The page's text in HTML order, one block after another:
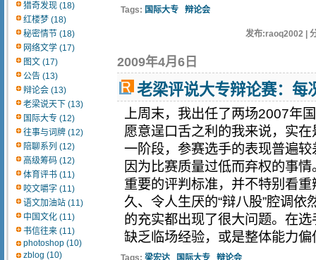
猎奇发现 (18)
红楼梦 (18)
秘密情节 (18)
网络文学 (17)
图文 (17)
公告 (13)
辩论会 (13)
老梁说天下 (13)
国际大专 (12)
往事与词牌 (12)
陪聊系列 (12)
高级筹码 (12)
体育评书 (11)
咬文嚼字 (11)
语文加油站 (11)
中国文化 (11)
书信往来 (11)
photoshop (10)
zblog (10)
Tags: 国际大专 辩论会
发布:raoq2002 |
2009年4月6日
老梁评说大专辩论赛：每
上周末，我出任了两场2007年
愿意逞口舌之利的我来说，实
一阶段，参赛选手的表现普遍
因为比赛质量过低而弃权的事
重要的评判标准，并不特别看
久、令人生厌的“辩八股”腔调
的充实都出现了很大问题。在
缺乏临场经验，或是整体能力偏
Tags: 梁宏达 国际大专 辩论会